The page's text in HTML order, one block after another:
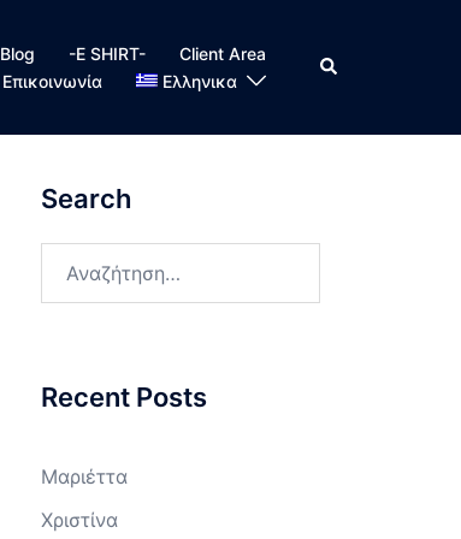
Blog -E SHIRT-
Client Area
Επικοινωνία
Ελληνικα
Search
Search
Recent Posts
Μαριέττα
Χριστίνα